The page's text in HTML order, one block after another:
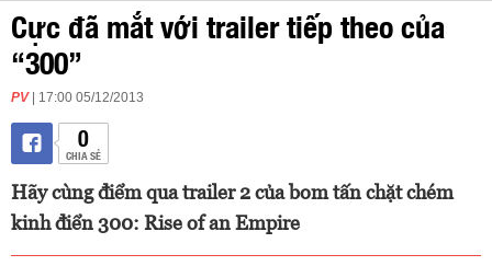
Cực đã mắt với trailer tiếp theo của
“300”
PV | 17:00 05/12/2013
0
CHIA SẺ
Hãy cùng điểm qua trailer 2 của bom tấn chặt chém
kinh điển 300: Rise of an Empire